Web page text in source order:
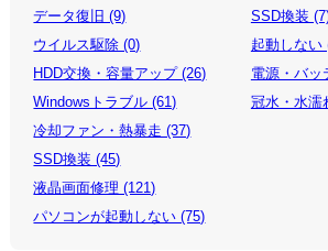
データ復旧 (9)
ウイルス駆除 (0)
HDD交換・容量アップ (26)
Windowsトラブル (61)
冷却ファン・熱暴走 (37)
SSD換装 (45)
液晶画面修理 (121)
パソコンが起動しない (75)
SSD換装
起動しない
電源・バッ
冠水・水濡